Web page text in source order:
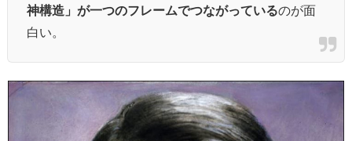
神構造」が一つのフレームでつながっているのが面
白い。